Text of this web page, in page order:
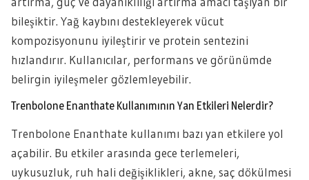
bileşiktir. Yağ kaybını destekleyerek vücut
kompozisyonunu iyileştirir ve protein sentezini
hızlandırır. Kullanıcılar, performans ve görünümde
belirgin iyileşmeler gözlemleyebilir.
Trenbolone Enanthate Kullanımının Yan Etkileri Nelerdir?
Trenbolone Enanthate kullanımı bazı yan etkilere yol
açabilir. Bu etkiler arasında gece terlemeleri,
uykusuzluk, ruh hali değişiklikleri, akne, saç dökülmesi